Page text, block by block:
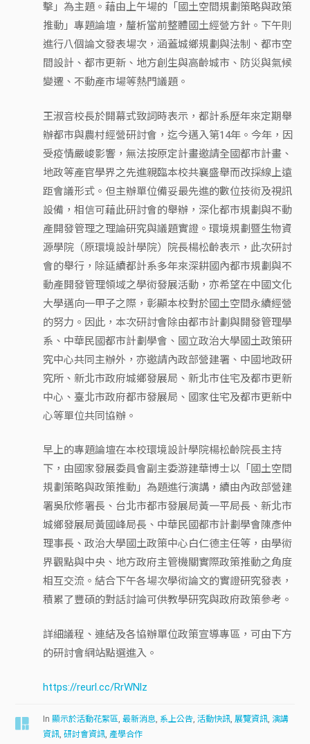
擊」為主題。藉由上午場的「國土空間規劃策略與政策
推動」專題論壇，釐析當前整體國土經營方針。下午則
進行八個論文發表場次，涵蓋城鄉規劃與法制、都市空
間設計、都市更新、地方創生與高齡城市、防災與氣候
變遷、不動產市場等熱門議題。
王淑音校長於開幕式致詞時表示，都計系歷年來定期舉
辦都市與農村經營研討會，迄今邁入第14年。今年，因
受疫情嚴峻影響，無法按原定計畫邀請全國都市計畫、
地政等產官學界之先進親臨本校共襄盛舉而改採線上遠
距會議形式。但主辦單位備妥最先進的數位技術及視訊
設備，相信可藉此研討會的舉辦，深化都市規劃與不動
產開發管理之理論研究與議題實證。環境規劃暨生物資
源學院（原環境設計學院）院長楊松齡表示，此次研討
會的舉行，除延續都計系多年來深耕國內都市規劃與不
動產開發管理領域之學術發展活動，亦希望在中國文化
大學邁向一甲子之際，彰顯本校對於國土空間永續經營
的努力。因此，本次研討會除由都市計劃與開發管理學
系、中華民國都市計劃學會、國立政治大學國土政策研
究中心共同主辦外，亦邀請內政部營建署、中國地政研
究所、新北市政府城鄉發展局、新北市住宅及都市更新
中心、臺北市政府都市發展局、國家住宅及都市更新中
心等單位共同協辦。
早上的專題論壇在本校環境設計學院楊松齡院長主持
下，由國家發展委員會副主委游建華博士以「國土空間
規劃策略與政策推動」為題進行演講，續由內政部營建
署吳欣修署長、台北市都市發展局黃一平局長、新北市
城鄉發展局黃國峰局長、中華民國都市計劃學會陳彥仲
理事長、政治大學國土政策中心白仁德主任等，由學術
界觀點與中央、地方政府主管機關實際政策推動之角度
相互交流。結合下午各場次學術論文的實證研究發表，
積累了豐碩的對話討論可供教學研究與政府政策參考。
詳細議程、連結及各協辦單位政策宣導專區，可由下方
的研討會網站點選進入。
https://reurl.cc/RrWNlz
In顯示於活動花絮區,最新消息, 系上公告,活動快訊,展覽資訊, 演講
資訊,研討會資訊, 產學合作